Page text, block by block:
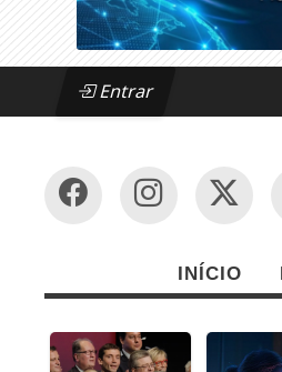
Entrar
INÍCIO